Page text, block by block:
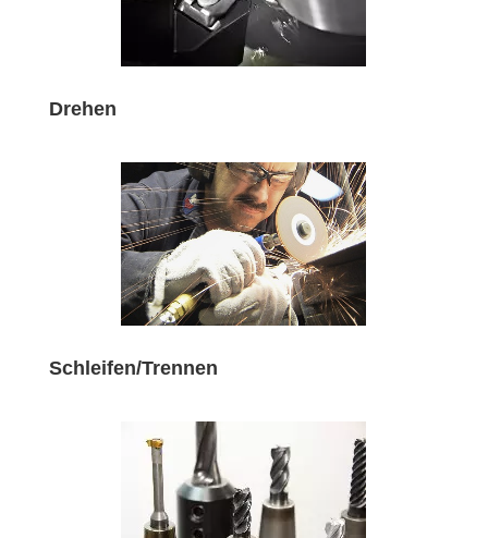
Drehen
Schleifen/Trennen